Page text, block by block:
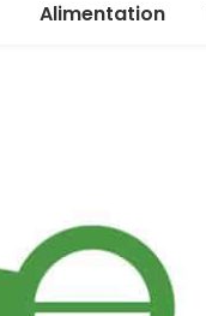
Alimentation